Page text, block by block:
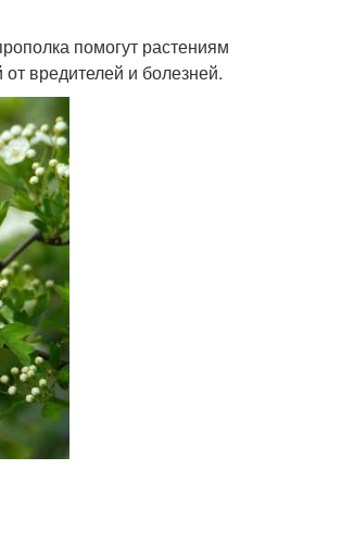
помогут растениям
вредителей и болезней.